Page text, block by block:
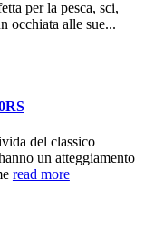
per la pesca, sci,
occhiata alle sue...
del classico
un atteggiamento
read more